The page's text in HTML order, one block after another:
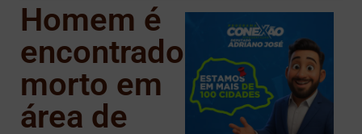
Homem é
encontrado
morto em
área de